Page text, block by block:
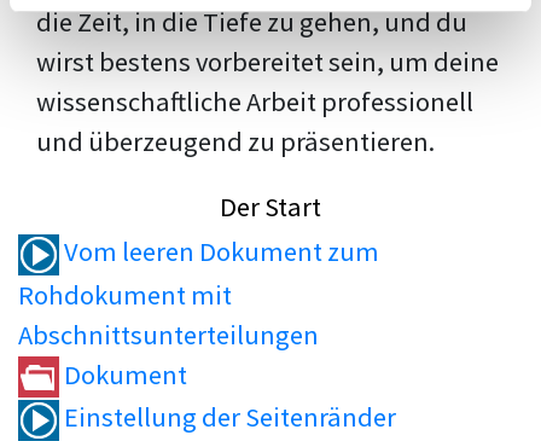
die Zeit, in die Tiefe zu gehen, und du
wirst bestens vorbereitet sein, um deine
wissenschaftliche Arbeit professionell
und überzeugend zu präsentieren.
Der Start
Vom leeren Dokument zum
Rohdokument mit
Abschnittsunterteilungen
Dokument
Einstellung der Seitenränder